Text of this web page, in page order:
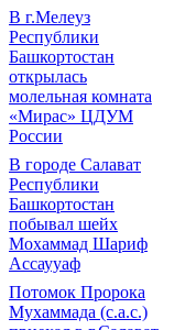
В г.Мелеуз
Республики
Башкортостан
открылась
молельная комната
«Мирас» ЦДУМ
России
В городе Салават
Республики
Башкортостан
побывал шейх
Мохаммад Шариф
Ассаууаф
Потомок Пророка
Мухаммада (с.а.с.)